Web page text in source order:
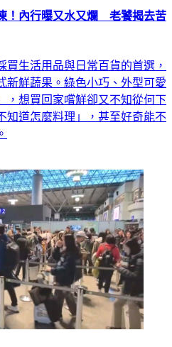
！內行曝又水又爛 老饕揭去苦
生活用品與日常百貨的首選，
新鮮蔬果。綠色小巧、外型可愛
，想買回家嚐鮮卻又不知從何下
知道怎麼料理」，甚至好奇能不